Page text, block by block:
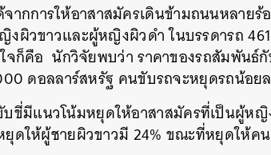
ากการให้อาสาสมัครเดินข้ามถนนหลาย
ผิวขาวและผู้หญิงผิวดำ ในบรรดารถ
จก็คือ นักวิจัยพบว่า ราคาของรถสัมพันธ์
ดอลลาร์สหรัฐ คนขับรถจะหยุดรถน้อย
ขี่มีแนวโน้มหยุดให้อาสาสมัครที่เป็นผู้ห
ดให้ผู้ชายผิวขาวมี 24% ขณะที่หยุดให้ค